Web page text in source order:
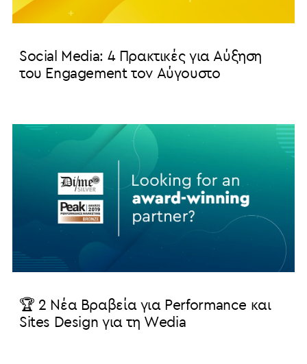
Social Media: 4 Πρακτικές για Αύξηση
του Engagement τον Αύγουστο
🏆 2 Νέα Βραβεία για Performance και
Sites Design για τη Wedia